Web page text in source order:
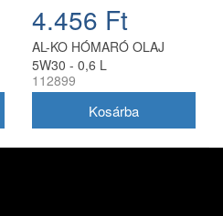
4.456 Ft
AL-KO HÓMARÓ OLAJ
5W30 - 0,6 L
112899